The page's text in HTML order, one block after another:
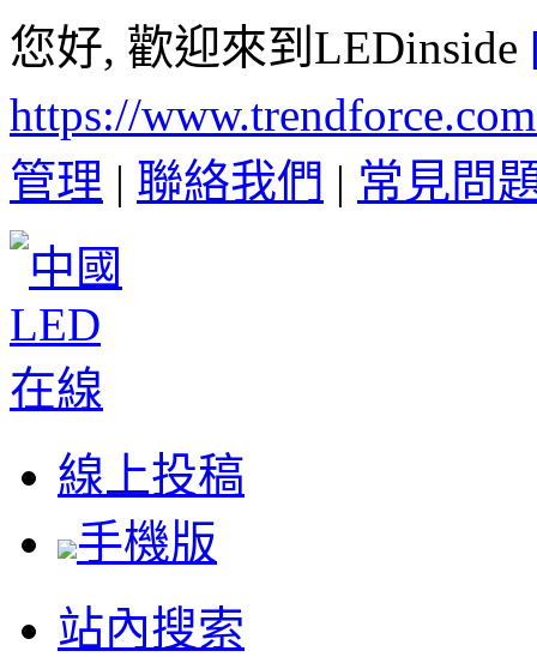
您好, 歡迎來到LEDinside
https://
管理 | 聯絡我們 | 常見問
線上投稿
手機版
站內搜索